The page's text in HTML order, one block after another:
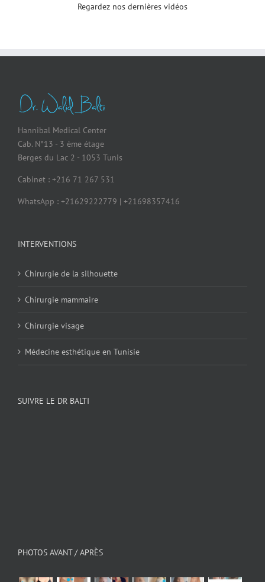
Regardez nos dernières vidéos
Hannibal Medical Center
Cab. N°13 - 3 ème étage
Berges du Lac 2 - 1053 Tunis
Cabinet : +216 71 267 531
WhatsApp : +21629222779 | +21698357416
INTERVENTIONS
Chirurgie de la silhouette
Chirurgie mammaire
Chirurgie visage
Médecine esthétique en Tunisie
SUIVRE LE DR BALTI
PHOTOS AVANT / APRÈS